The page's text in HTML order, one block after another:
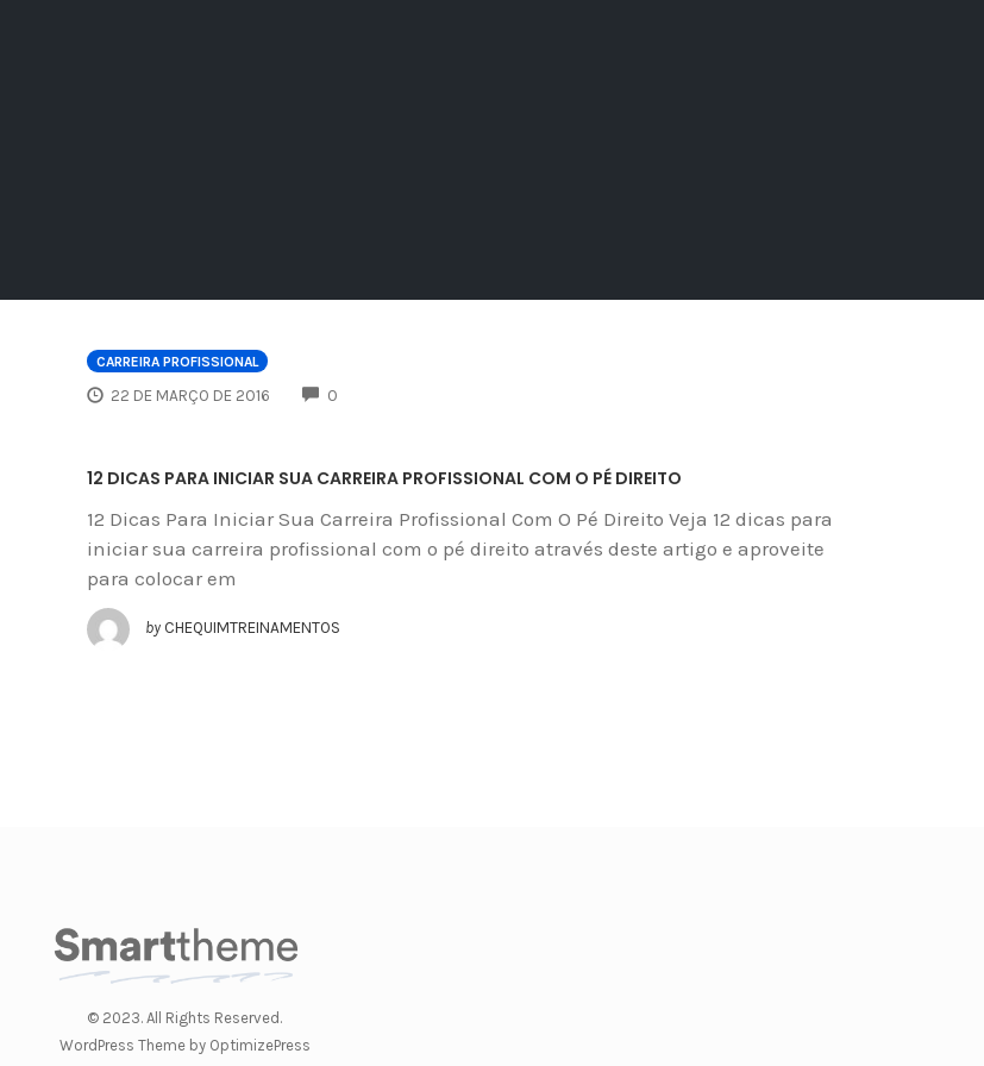
CARREIRA PROFISSIONAL
22 DE MARÇO DE 2016 0
12 DICAS PARA INICIAR SUA CARREIRA PROFISSIONAL COM O PÉ DIREITO
12 Dicas Para Iniciar Sua Carreira Profissional Com O Pé Direito Veja 12 dicas para
iniciar sua carreira profissional com o pé direito através deste artigo e aproveite
para colocar em
by CHEQUIMTREINAMENTOS
© 2023. All Rights Reserved.
WordPress Theme by OptimizePress